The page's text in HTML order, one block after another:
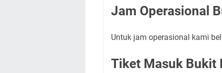
Jam Operasional
Untuk jam operasional kami
Tiket Masuk Bukit